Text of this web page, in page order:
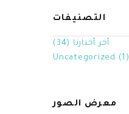
التصنيفات
أخر أخبارنا (34)
Uncategorized (1)
معرض الصور